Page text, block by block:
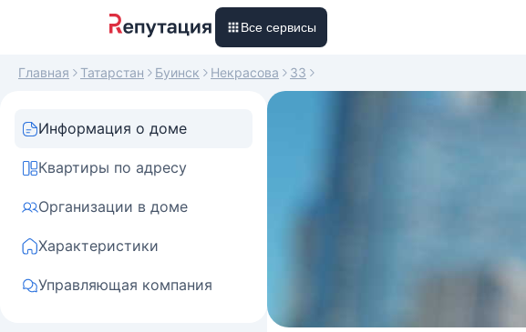
Все сервисы
Главная Татарстан Буинск Некрасова 33
Информация о доме
Квартиры по адресу
Организации в доме
Характеристики
Управляющая компания